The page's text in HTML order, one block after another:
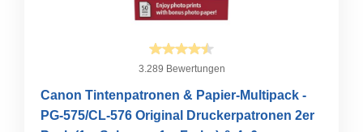
3.289 Bewertungen
Canon Tintenpatronen & Papier-Multipack -
PG-575/CL-576 Original Druckerpatronen 2er